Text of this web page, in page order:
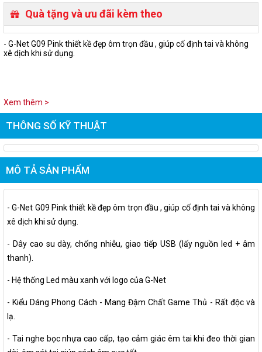
Quà tặng và ưu đãi kèm theo
- G-Net G09 Pink thiết kề đẹp ôm trọn đầu , giúp cố định tai và không
xê dịch khi sử dụng.
Xem thêm >
THÔNG SỐ KỸ THUẬT
MÔ TẢ SẢN PHẨM
- G-Net G09 Pink thiết kề đẹp ôm trọn đầu , giúp cố định tai và không
xê dịch khi sử dụng.
- Dây cao su dày, chống nhiễu, giao tiếp USB (lấy nguồn led + âm
thanh).
- Hệ thống Led màu xanh với logo của G-Net
- Kiểu Dáng Phong Cách - Mang Đậm Chất Game Thủ - Rất độc và
lạ.
- Tai nghe bọc nhựa cao cấp, tạo cảm giác êm tai khi đeo thời gian